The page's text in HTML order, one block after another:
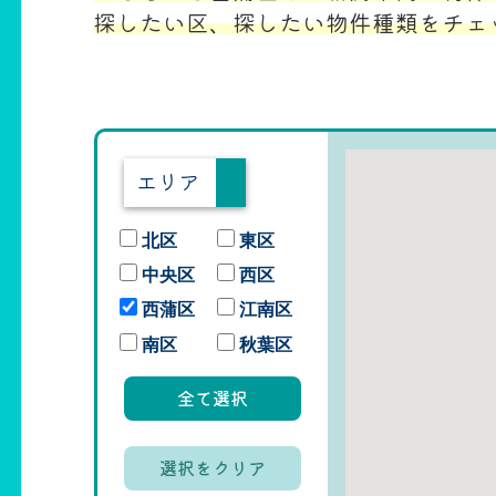
探したい区、探したい物件種類をチ
エリア
北区
東区
中央区
西区
西蒲区
江南区
南区
秋葉区
全て選択
選択をクリア